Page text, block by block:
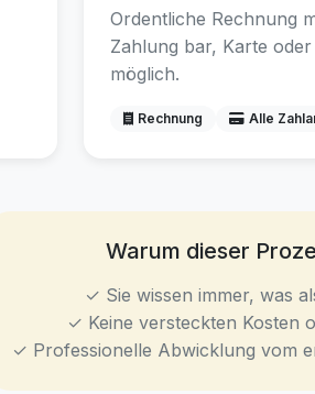
Ordentliche Rechnung
Zahlung bar, Karte
möglich.
Rechnung Alle
Warum dieser
✓ Sie wissen immer, was
✓ Keine versteckten Kosten
✓ Professionelle Abwicklung vom